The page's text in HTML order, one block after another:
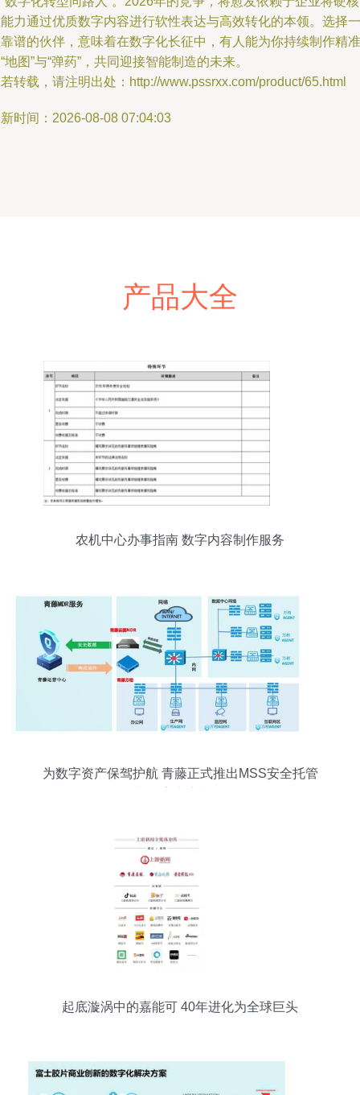
力通过优质数字内容进行软性表达与高效转化的本领。选择一
谱的伙伴，意味着在数字化长征中，有人能为你持续制作精准
地图”与“弹药”，共同迎接智能制造的未来。
转载，请注明出处：http://www.pssrxx.com/product/65.html
时间：2026-08-08 07:04:03
产品大全
农机中心办事指南 数字内容制作服务
为数字资产保驾护航 青藤正式推出MSS安全托管
起底漩涡中的嘉能可 40年进化为全球巨头